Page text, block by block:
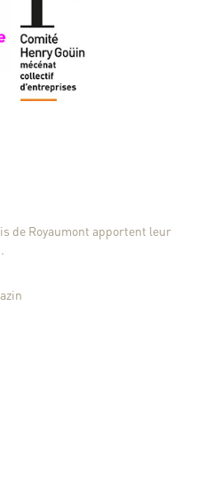
de Royaumont apportent leur